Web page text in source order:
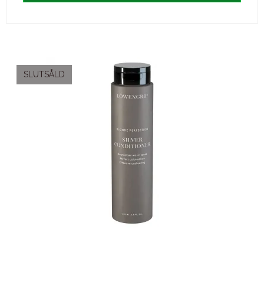
SLUTSÅLD